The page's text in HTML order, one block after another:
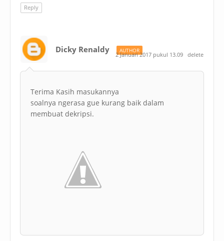
Reply
Dicky Renaldy AUTHOR
2 Januari 2017 pukul 13.09 delete
Terima Kasih masukannya
soalnya ngerasa gue kurang baik dalam
membuat dekripsi.